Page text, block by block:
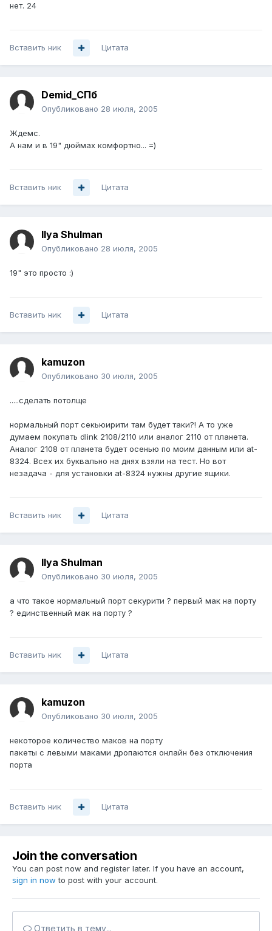
нет. 24
Вставить ник Цитата
Demid_СПб
Опубликовано 28 июля, 2005
Ждемс.
А нам и в 19" дюймах комфортно... =)
Вставить ник Цитата
Ilya Shulman
Опубликовано 28 июля, 2005
19" это просто :)
Вставить ник Цитата
kamuzon
Опубликовано 30 июля, 2005
.....сделать потолще
нормальный порт секьюирити там будет таки?! А то уже
думаем покупать dlink 2108/2110 или аналог 2110 от планета.
Аналог 2108 от планета будет осенью по моим данным или at-
8324. Всех их буквально на днях взяли на тест. Но вот
незадача - для установки at-8324 нужны другие ящики.
Вставить ник Цитата
Ilya Shulman
Опубликовано 30 июля, 2005
а что такое нормальный порт секурити ? первый мак на порту
? единственный мак на порту ?
Вставить ник Цитата
kamuzon
Опубликовано 30 июля, 2005
некоторое количество маков на порту
пакеты с левыми маками дропаются онлайн без отключения
порта
Вставить ник Цитата
Join the conversation
You can post now and register later. If you have an account,
sign in now to post with your account.
Ответить в тему...